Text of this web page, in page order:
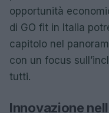
opportunità
di GO fit in Italia
capitolo nel
con un focus
tutti.
Innovazione